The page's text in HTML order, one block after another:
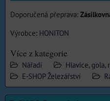
Výrobce: HONITON
Více z kategorie
Nářadí
Hlavice, gola,
E-SHOP Železářství